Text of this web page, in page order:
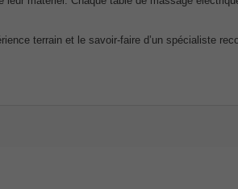
terrain et le savoir-faire d’un spécialiste